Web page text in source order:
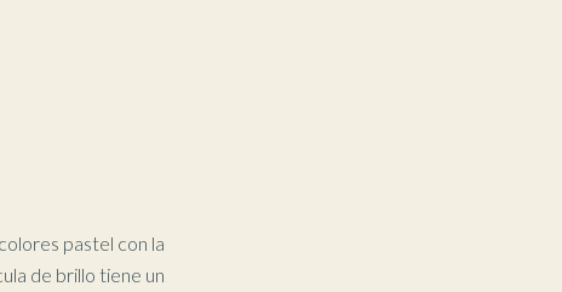
pastel con la
de brillo tiene un